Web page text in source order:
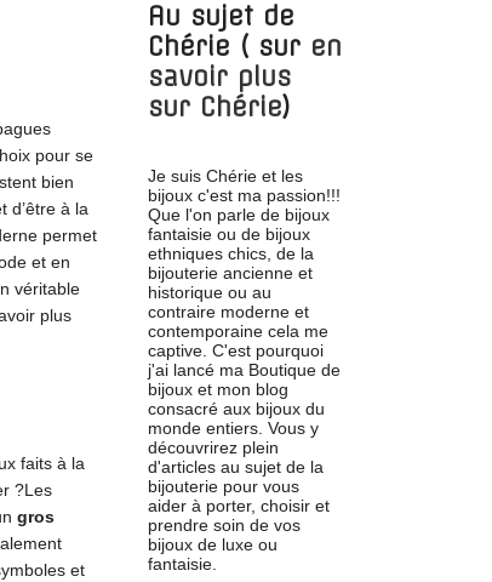
pour se
bien
d’être à la
permet
et en
véritable
plus
faits à la
?Les
gros
et
Au sujet de
Chérie ( sur en
savoir plus
sur Chérie)
Je suis Chérie et les
bijoux c'est ma passion!!!
Que l'on parle de bijoux
fantaisie ou de bijoux
ethniques chics, de la
bijouterie ancienne et
historique ou au
contraire moderne et
contemporaine cela me
captive. C'est pourquoi
j'ai lancé ma Boutique de
bijoux et mon blog
consacré aux bijoux du
monde entiers. Vous y
découvrirez plein
d'articles au sujet de la
bijouterie pour vous
aider à porter, choisir et
prendre soin de vos
bijoux de luxe ou
fantaisie.